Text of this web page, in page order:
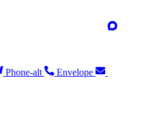
Phone-alt Envelope